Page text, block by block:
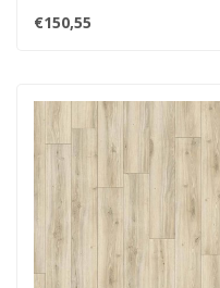
unieke ruimte te creëren..
€150,55